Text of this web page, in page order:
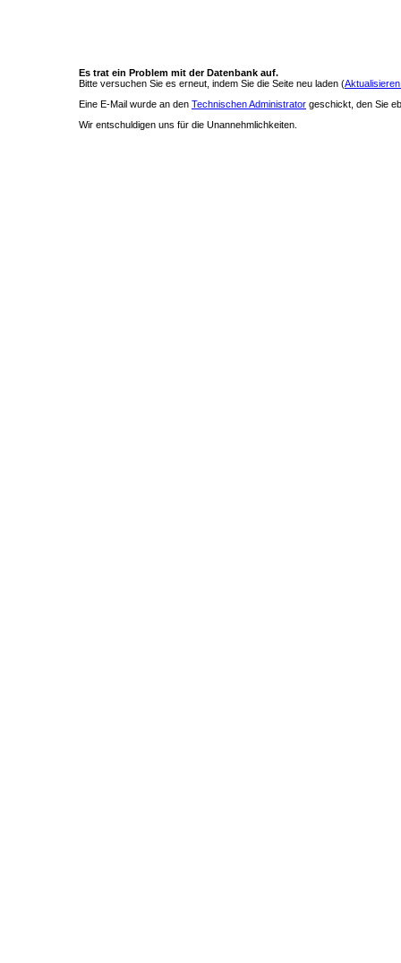
Es trat ein Problem mit der Datenbank auf.
Bitte versuchen Sie es erneut, indem Sie die Seite neu laden (
Eine E-Mail wurde an den Technischen Administrator geschickt, den Sie
Wir entschuldigen uns für die Unannehmlichkeiten.